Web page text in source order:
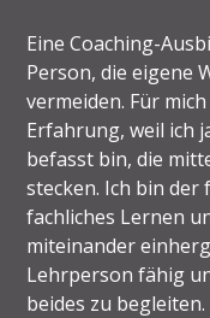
Eine Coaching-
Person, die eigene
vermeiden. Für
Erfahrung, weil ich
befasst bin, die
stecken. Ich bin der
fachliches Lernen
miteinander
Lehrperson fähig
beides zu begleiten.